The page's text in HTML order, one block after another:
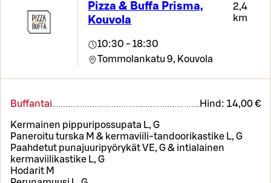
Pizza & Buffa Prisma,
Kouvola
2,4
km
10:30 - 18:30
Tommolankatu 9, Kouvola
Buffantai Hind: 14,00 €
Kermainen pippuripossupata L, G
Paneroitu turska M & kermaviili-tandoorikastike L, G
Paahdetut punajuuripyörykät VE, G & intialainen
kermaviilikastike L, G
Hodarit M